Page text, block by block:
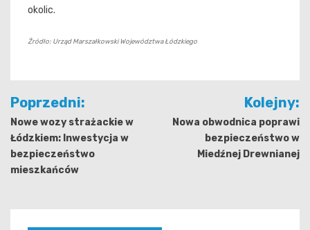
okolic.
Źródło: Urząd Marszałkowski Województwa Łódzkiego
Nawigacja
wpisu
Poprzedni:
Nowe wozy strażackie w
Łódzkiem: Inwestycja w
bezpieczeństwo
mieszkańców
Kolejny:
Nowa obwodnica poprawi
bezpieczeństwo w
Miedźnej Drewnianej